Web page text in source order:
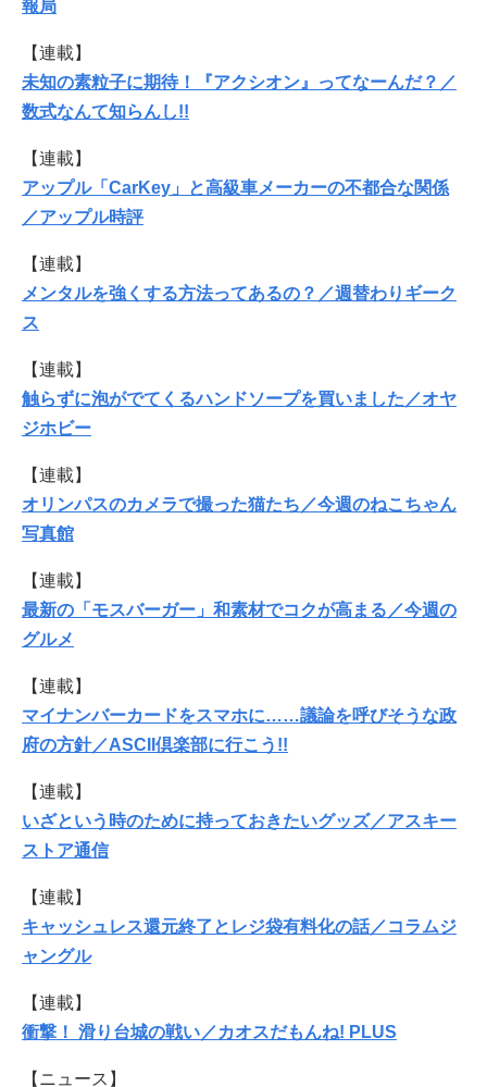
報局
【連載】
未知の素粒子に期待！『アクシオン』ってなーんだ？／
数式なんて知らんし!!
【連載】
アップル「CarKey」と高級車メーカーの不都合な関係
／アップル時評
【連載】
メンタルを強くする方法ってあるの？／週替わりギーク
ス
【連載】
触らずに泡がでてくるハンドソープを買いました／オヤ
ジホビー
【連載】
オリンパスのカメラで撮った猫たち／今週のねこちゃん
写真館
【連載】
最新の「モスバーガー」和素材でコクが高まる／今週の
グルメ
【連載】
マイナンバーカードをスマホに……議論を呼びそうな政
府の方針／ASCII倶楽部に行こう!!
【連載】
いざという時のために持っておきたいグッズ／アスキー
ストア通信
【連載】
キャッシュレス還元終了とレジ袋有料化の話／コラムジ
ャングル
【連載】
衝撃！ 滑り台城の戦い／カオスだもんね! PLUS
【ニュース】